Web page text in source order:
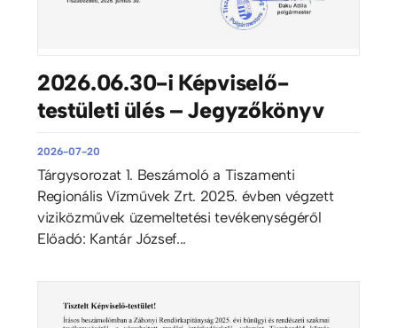
2026.06.30-i Képviselő-
testületi ülés – Jegyzőkönyv
2026-07-20
Tárgysorozat 1. Beszámoló a Tiszamenti
Regionális Vízművek Zrt. 2025. évben végzett
viziközművek üzemeltetési tevékenységéről
Előadó: Kantár József...